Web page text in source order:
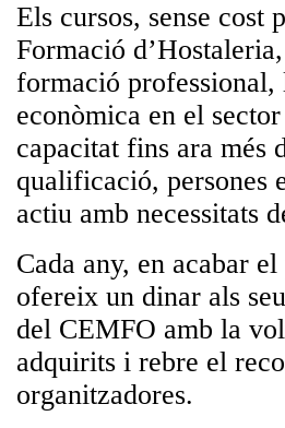
Els cursos, sense cost
Formació
formació
econòmica en el
capacitat fins ara més
qualificació, persones
actiu amb necessitats
Cada any, en acabar
ofereix un dinar als
del CEMFO amb la
adquirits i rebre el
organitzadores.